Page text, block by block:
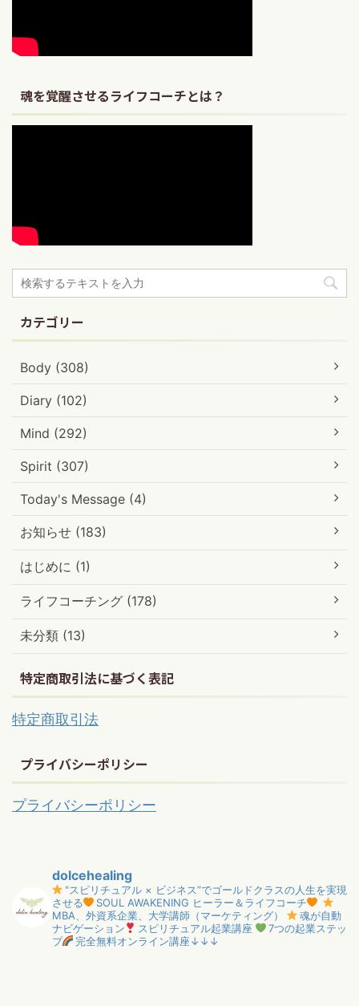
魂を覚醒させるライフコーチとは？
カテゴリー
Body (308)
Diary (102)
Mind (292)
Spirit (307)
Today's Message (4)
お知らせ (183)
はじめに (1)
ライフコーチング (178)
未分類 (13)
特定商取引法に基づく表記
特定商取引法
プライバシーポリシー
プライバシーポリシー
dolcehealing
"スピリチュアル × ビジネス”でゴールドクラスの人生を実現
させる
SOUL AWAKENING ヒーラー＆ライフコーチ
MBA、外資系企業、大学講師（マーケティング）
魂が自動
ナビゲーション
スピリチュアル起業講座
7つの起業ステッ
プ
完全無料オンライン講座↓↓↓